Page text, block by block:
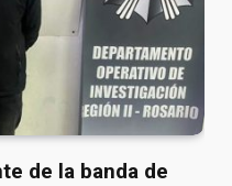
de la banda de